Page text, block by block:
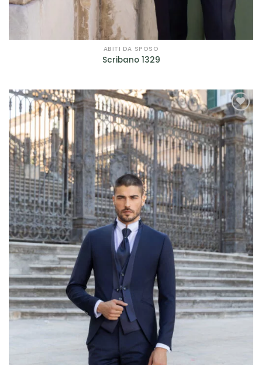
ABITI DA SPOSO
Scribano 1329
AGGIUNGI
ALLA TUA
LISTA DEI
DESIDERI